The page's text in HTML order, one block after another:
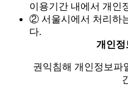
이용기간 내에서 개인
② 서울시에서 처리하
다.
개인정
권익침해 개인정보파